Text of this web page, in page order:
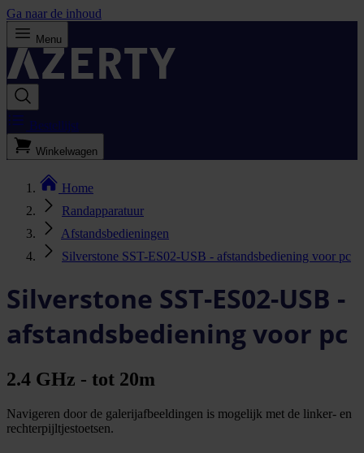
Ga naar de inhoud
Menu
Bestellijst
Winkelwagen
Home
Randapparatuur
Afstandsbedieningen
Silverstone SST-ES02-USB - afstandsbediening voor pc
Silverstone SST-ES02-USB -
afstandsbediening voor pc
2.4 GHz - tot 20m
Navigeren door de galerijafbeeldingen is mogelijk met de linker- en
rechterpijltjestoetsen.